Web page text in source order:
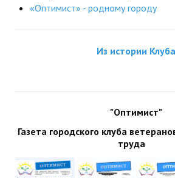
Готовимся к новому учебному году
Повышение квалификации
«Оптимист» - родному городу
Из истории Клуба
"Оптимист"
Газета городского клуба
труда